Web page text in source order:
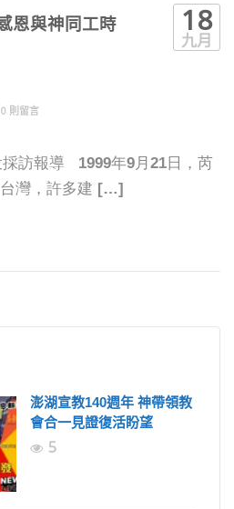
恩與神同工時
0 則留言
18
九月
訪報導 1999年9月21日，芮
灣，許多建 […]
澎湖宣教140週年 神帶領教
會合一見證復活盼望
5